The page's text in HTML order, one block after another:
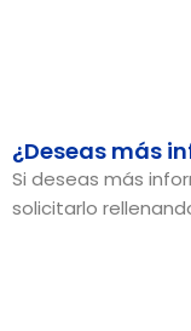
¿Deseas más
Si deseas más
solicitarlo